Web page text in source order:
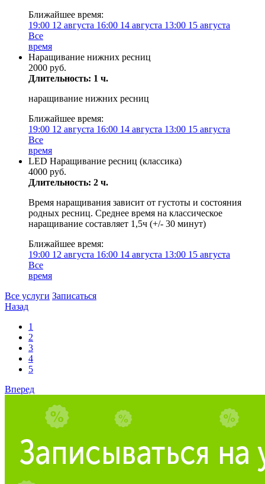
Ближайшее время:
19:00 12 августа 16:00 14 августа 13:00 15 августа
Все
время
Наращивание нижних ресниц
2000 руб.
Длительность: 1 ч.
наращивание нижних ресниц
Ближайшее время:
19:00 12 августа 16:00 14 августа 13:00 15 августа
Все
время
LED Наращивание ресниц (классика)
4000 руб.
Длительность: 2 ч.
Время наращивания зависит от густоты и состояния
родных ресниц. Среднее время на классическое
наращивание составляет 1,5ч (+/- 30 минут)
Ближайшее время:
19:00 12 августа 16:00 14 августа 13:00 15 августа
Все
время
Все услуги Записаться
Назад
1
2
3
4
5
Вперед